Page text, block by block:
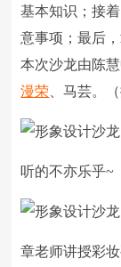
基本知识；接
意事项；最后
本次沙龙由陈
漫荣 、马芸。
听的不亦乐乎~
章老师讲授彩